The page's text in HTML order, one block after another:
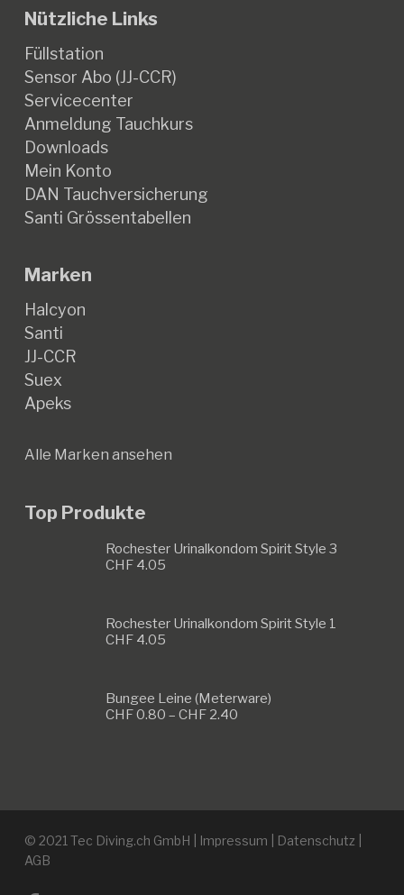
Nützliche Links
Füllstation
Sensor Abo (JJ-CCR)
Servicecenter
Anmeldung Tauchkurs
Downloads
Mein Konto
DAN Tauchversicherung
Santi Grössentabellen
Marken
Halcyon
Santi
JJ-CCR
Suex
Apeks
Alle Marken ansehen
Top Produkte
Rochester Urinalkondom Spirit Style 3
CHF4.05
Rochester Urinalkondom Spirit Style 1
CHF4.05
Bungee Leine (Meterware)
CHF0.80 – CHF2.40Preisspanne:
© 2021 Tec Diving.ch GmbH | Impressum Datenschutz
AGB